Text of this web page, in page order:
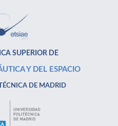
SUPERIOR DE
Y DEL ESPACIO
DE MADRID